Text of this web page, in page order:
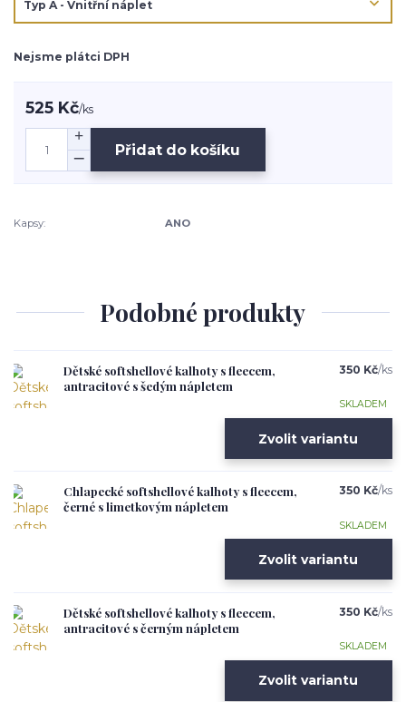
Nejsme plátci DPH
525 Kč/ks
Přidat do košíku
Kapsy: ANO
Podobné produkty
Dětské softshellové kalhoty s fleecem,
antracitové s šedým nápletem
350 Kč/ks
SKLADEM
Zvolit variantu
Chlapecké softshellové kalhoty s fleecem,
černé s limetkovým nápletem
350 Kč/ks
SKLADEM
Zvolit variantu
Dětské softshellové kalhoty s fleecem,
antracitové s černým nápletem
350 Kč/ks
SKLADEM
Zvolit variantu